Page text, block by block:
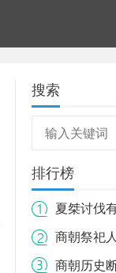
搜索
排行榜
夏桀讨伐
商朝祭祀
商朝历史